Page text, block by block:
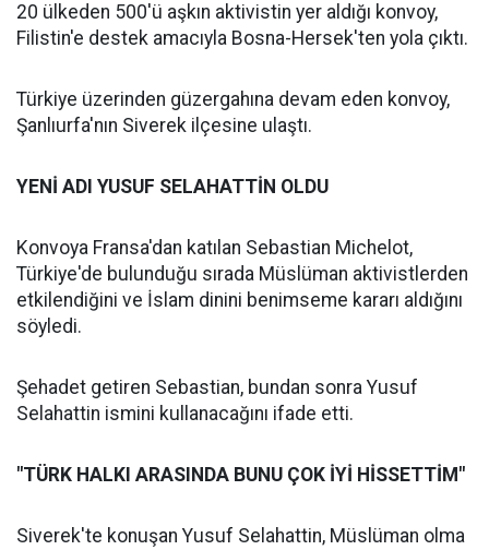
20 ülkeden 500'ü aşkın aktivistin yer aldığı konvoy,
Filistin'e destek amacıyla Bosna-Hersek'ten yola çıktı.
Türkiye üzerinden güzergahına devam eden konvoy,
Şanlıurfa'nın Siverek ilçesine ulaştı.
YENİ ADI YUSUF SELAHATTİN OLDU
Konvoya Fransa'dan katılan Sebastian Michelot,
Türkiye'de bulunduğu sırada Müslüman aktivistlerden
etkilendiğini ve İslam dinini benimseme kararı aldığını
söyledi.
Şehadet getiren Sebastian, bundan sonra Yusuf
Selahattin ismini kullanacağını ifade etti.
"TÜRK HALKI ARASINDA BUNU ÇOK İYİ HİSSETTİM"
Siverek'te konuşan Yusuf Selahattin, Müslüman olma